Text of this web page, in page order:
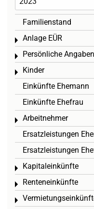
Familienstand
Anlage EÜR
Toggle menu
Persönliche Angaben
Toggle menu
Kinder
Toggle menu
Einkünfte Ehemann
Einkünfte Ehefrau
Arbeitnehmer
Toggle menu
Ersatzleistungen
Ersatzleistungen
Kapitaleinkünfte
Toggle menu
Renteneinkünfte
Toggle menu
Toggle menu